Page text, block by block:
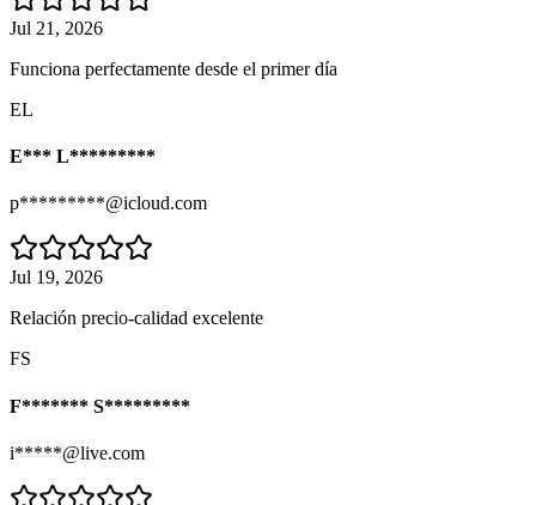
Jul 21, 2026
Funciona perfectamente desde el primer día
EL
E*** L*********
p*********@icloud.com
Jul 19, 2026
Relación precio-calidad excelente
FS
F******* S*********
i*****@live.com